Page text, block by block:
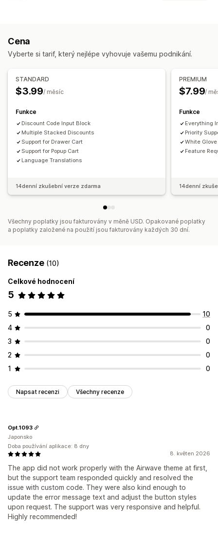
Vlastní slevy
Cena
Vyberte si tarif, který nejlépe vyhovuje vašemu podnikání.
STANDARD
$3.99/ měsíc
Funkce
Discount Code Input Block
Multiple Stacked Discounts
Support for Drawer Cart
Support for Popup Cart
Language Translations
14denní zkušební verze zdarma
PREMIUM
$7.99/
Funkce
Everything
Priority
White
Feature
14denní
Všechny poplatky jsou fakturovány v měně USD. Opakované poplatky
a poplatky založené na použití jsou fakturovány každých 30 dní.
Recenze (10)
Celkové hodnocení
5
5
10
4
0
3
0
2
0
1
0
Napsat recenzi Všechny recenze
8. květen 2026
The app did not work properly with the Airwave theme at first,
but the support team responded quickly and resolved the
issue with custom code. They were also kind enough to
update the error message text and adjust the button styles
upon request. The support was very responsive and helpful.
Highly recommended!
Opt.1093
Japonsko
Doba používání aplikace: 8 dny